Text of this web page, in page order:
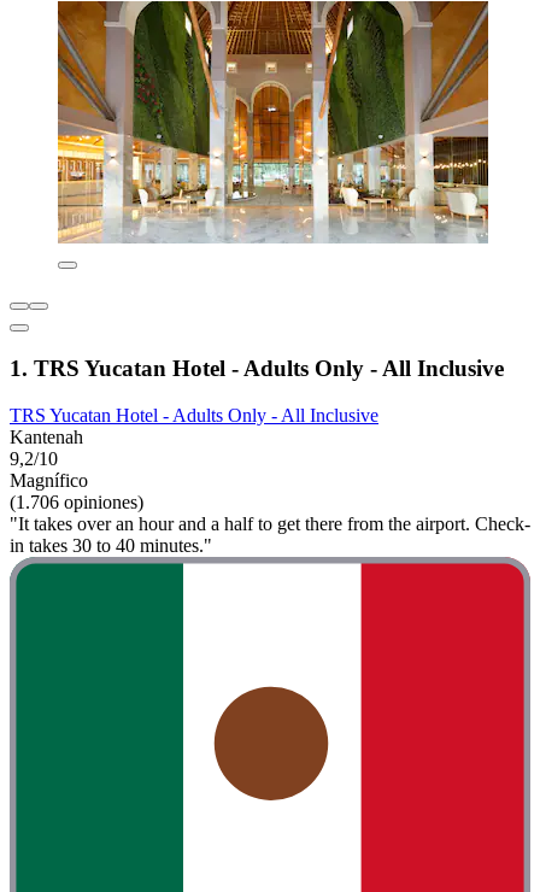
1. TRS Yucatan Hotel - Adults Only - All Inclusive
TRS Yucatan Hotel - Adults Only - All Inclusive
Kantenah
9,2/10
Magnífico
(1.706 opiniones)
"It takes over an hour and a half to get there from the airport. Check-
in takes 30 to 40 minutes."